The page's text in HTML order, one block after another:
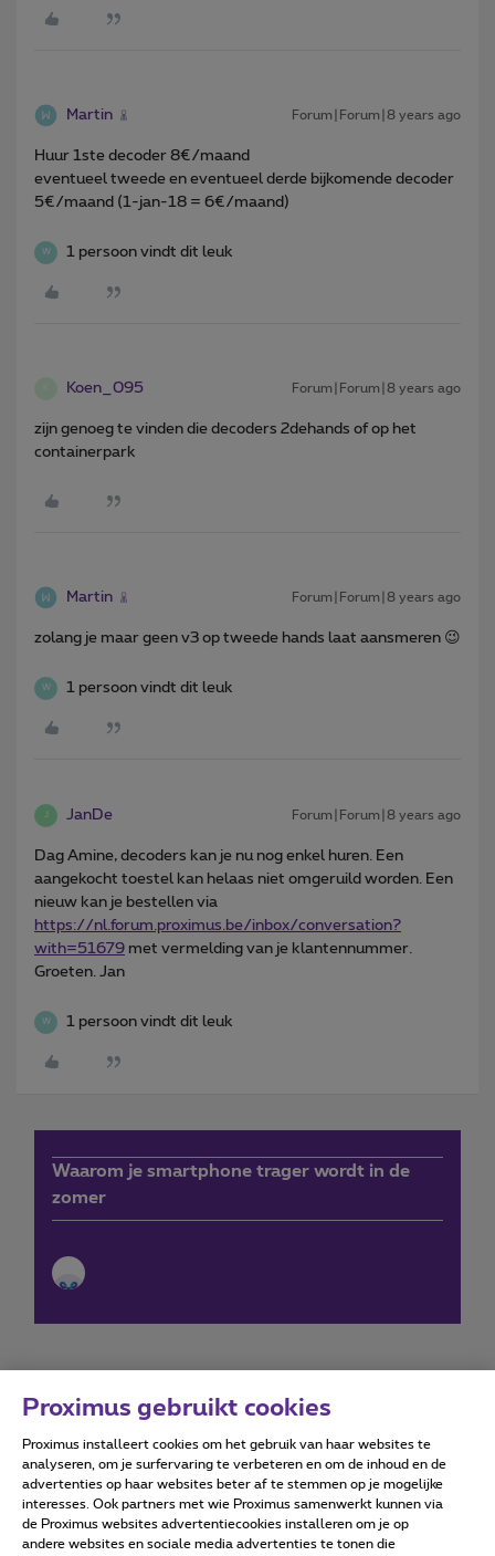
Martin Forum|Forum|8 years ago
Huur 1ste decoder 8€/maand
eventueel tweede en eventueel derde bijkomende decoder
5€/maand (1-jan-18 = 6€/maand)
W 1 persoon vindt dit leuk
Koen_095 Forum|Forum|8 years ago
zijn genoeg te vinden die decoders 2dehands of op het
containerpark
Martin Forum|Forum|8 years ago
zolang je maar geen v3 op tweede hands laat aansmeren 😉
W 1 persoon vindt dit leuk
J JanDe Forum|Forum|8 years ago
Dag Amine, decoders kan je nu nog enkel huren. Een
aangekocht toestel kan helaas niet omgeruild worden. Een
nieuw kan je bestellen via
https://nl.forum.proximus.be/inbox/conversation?
with=51679 met vermelding van je klantennummer.
Groeten. Jan
W 1 persoon vindt dit leuk
Waarom je smartphone trager wordt in de
zomer
Forumvoorwaarden Accessibility statement
Proximus gebruikt cookies
Proximus installeert cookies om het gebruik van haar websites te
analyseren, om je surfervaring te verbeteren en om de inhoud en de
advertenties op haar websites beter af te stemmen op je mogelijke
interesses. Ook partners met wie Proximus samenwerkt kunnen via
de Proximus websites advertentiecookies installeren om je op
andere websites en sociale media advertenties te tonen die